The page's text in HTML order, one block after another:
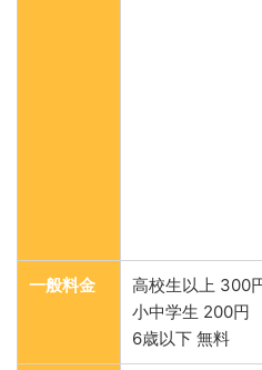
一般料金
高校生以上 300
小中学生 200円
6歳以下 無料